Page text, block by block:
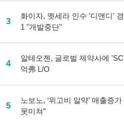
3
화이자, 멧세라 인수 '디앤디'
1 "개발중단"
4
알테오젠, 글로벌 제약사에
억弗 L/O
5
노보노, ‘위고비 알약’ 매출증가
못미쳐”